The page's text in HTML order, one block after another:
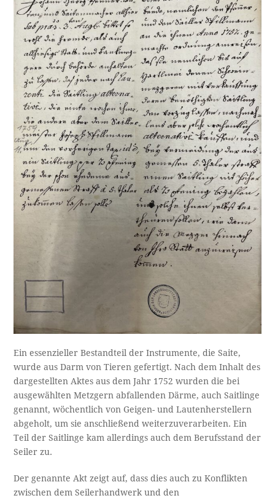
Ein essenzieller Bestandteil der Instrumente, die Saite,
wurde aus Darm von Tieren gefertigt. Nach dem Inhalt des
dargestellten Aktes aus dem Jahr 1752 wurden die bei
ausgewählten Metzgern abfallenden Därme, auch Saitlinge
genannt, wöchentlich von Geigen- und Lautenherstellern
abgeholt, um sie anschließend weiterzuverarbeiten. Ein
Teil der Saitlinge kam allerdings auch dem Berufsstand der
Seiler zu.
Der genannte Akt zeigt auf, dass dies auch zu Konflikten
zwischen dem Seilerhandwerk und den